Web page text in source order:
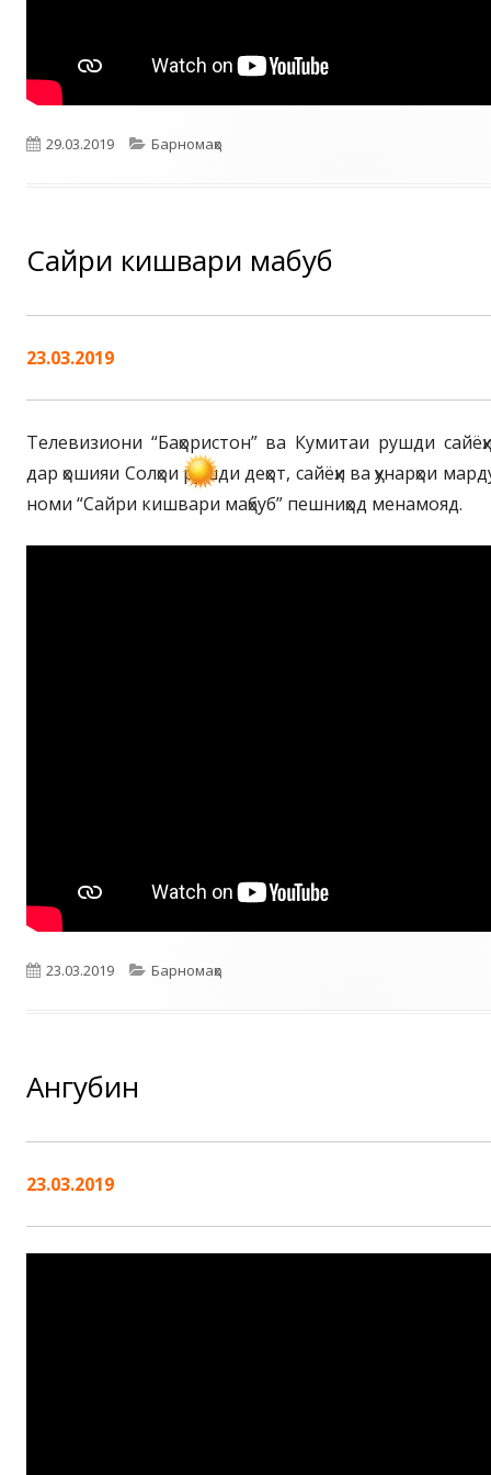
Опубликовано
29.03.2019 Рубрики
Барномаҳо
Сайри кишвари маҳбуб
23.03.2019
Телевизиони “Баҳористон” ва Кумитаи рушди
дар ҳошияи Солҳои рушди деҳот, сайёҳи ва ҳунарҳои
номи “Сайри кишвари маҳбуб” пешниҳод менамояд.
Опубликовано
23.03.2019 Рубрики
Барномаҳо
Ангубин
23.03.2019